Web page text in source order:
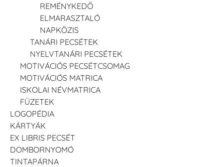
REMÉNYKEDŐ
ELMARASZTALÓ
NAPKÖZIS
TANÁRI PECSÉTEK
NYELVTANÁRI PECSÉTEK
MOTIVÁCIÓS PECSÉTCSOMAG
MOTIVÁCIÓS MATRICA
ISKOLAI NÉVMATRICA
FÜZETEK
LOGOPÉDIA
KÁRTYÁK
EX LIBRIS PECSÉT
DOMBORNYOMÓ
TINTAPÁRNA